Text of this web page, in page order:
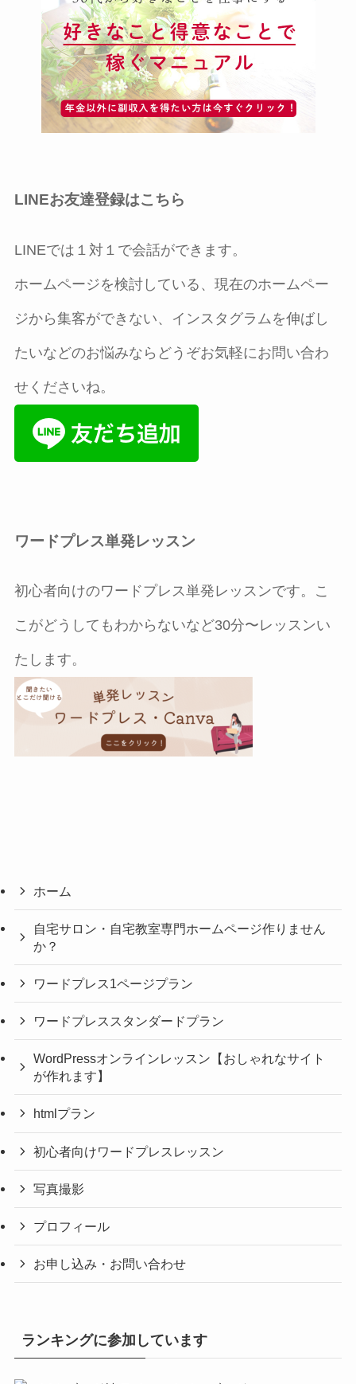
LINEお友達登録はこちら
LINEでは１対１で会話ができます。
ホームページを検討している、現在のホームペー
ジから集客ができない、インスタグラムを伸ばし
たいなどのお悩みならどうぞお気軽にお問い合わ
せくださいね。
ワードプレス単発レッスン
初心者向けのワードプレス単発レッスンです。こ
こがどうしてもわからないなど30分〜レッスンい
たします。
ホーム
自宅サロン・自宅教室専門ホームページ作りません
か？
ワードプレス1ページプラン
ワードプレススタンダードプラン
WordPressオンラインレッスン【おしゃれなサイト
が作れます】
htmlプラン
初心者向けワードプレスレッスン
写真撮影
プロフィール
お申し込み・お問い合わせ
ランキングに参加しています